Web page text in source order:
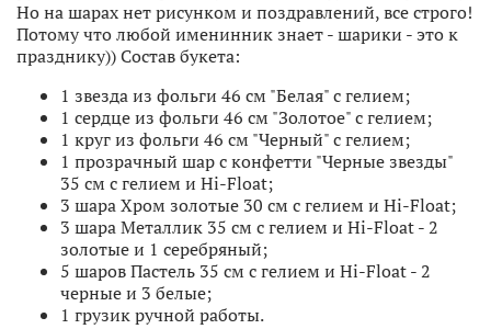
Но на шарах нет рисунком и поздравлений, все строго!
Потому что любой именинник знает - шарики - это к
празднику)) Состав букета:
1 звезда из фольги 46 см "Белая" с гелием;
1 сердце из фольги 46 см "Золотое" с гелием;
1 круг из фольги 46 см "Черный" с гелием;
1 прозрачный шар с конфетти "Черные звезды"
35 см с гелием и Hi-Float;
3 шара Хром золотые 30 см с гелием и Hi-Float;
3 шара Металлик 35 см с гелием и Hi-Float - 2
золотые и 1 серебряный;
5 шаров Пастель 35 см с гелием и Hi-Float - 2
черные и 3 белые;
1 грузик ручной работы.